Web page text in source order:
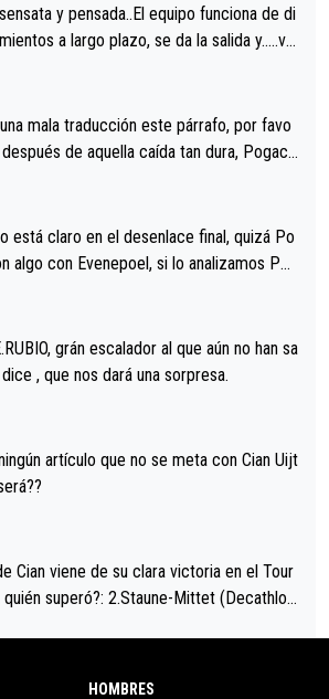
y pensada..El equipo funciona de di
a largo plazo, se da la salida y…..ve
da pena vivir estos momentos tan
mala traducción este párrafo, por favo
de aquella caída tan dura, Pogaca
su rueda. Parecía increíble la forma en l
el miedo", recordó."
está claro en el desenlace final, quizá Po
algo con Evenepoel, si lo analizamos Poj
el saludo con Evenepoel dándose la
muy fraternal, más allá de los típicos toqu
saludaba a Vingegard. Ahí hubo una in
poner a Del Toro con calzador en posi
Pojacar se van complicar el tour.
grán escalador al que aún no han sa
bido dirigir.Algo me dice , que nos dará una sorpresa.
artículo que no se meta con Cian Uijt
Cian viene de su clara victoria en el Tour
superó?: 2.Staune-Mittet (Decathlon,
HOMBRES